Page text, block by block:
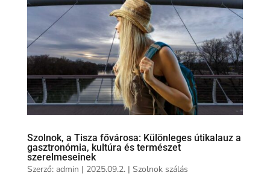
Szolnok, a Tisza fővárosa: Különleges útikalauz a
gasztronómia, kultúra és természet
szerelmeseinek
Szerző: admin | 2025.09.2.| Szolnok szálás